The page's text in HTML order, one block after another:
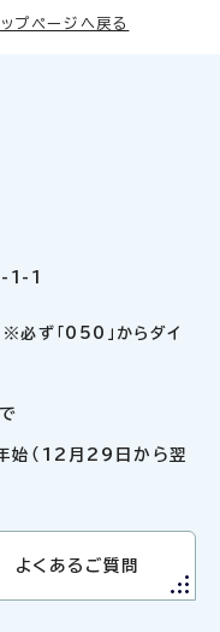
ップページへ戻る
1-1
ず「050」からダイ
始（12月29日から翌
よくあるご質問